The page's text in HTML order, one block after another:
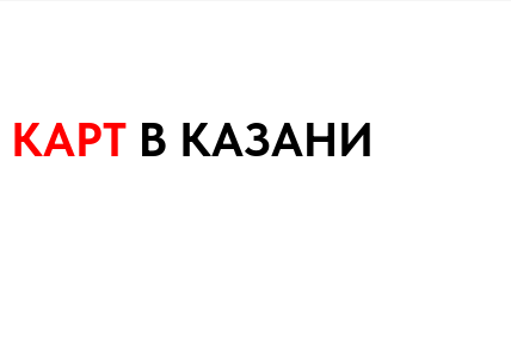
КАРТ В КАЗАНИ